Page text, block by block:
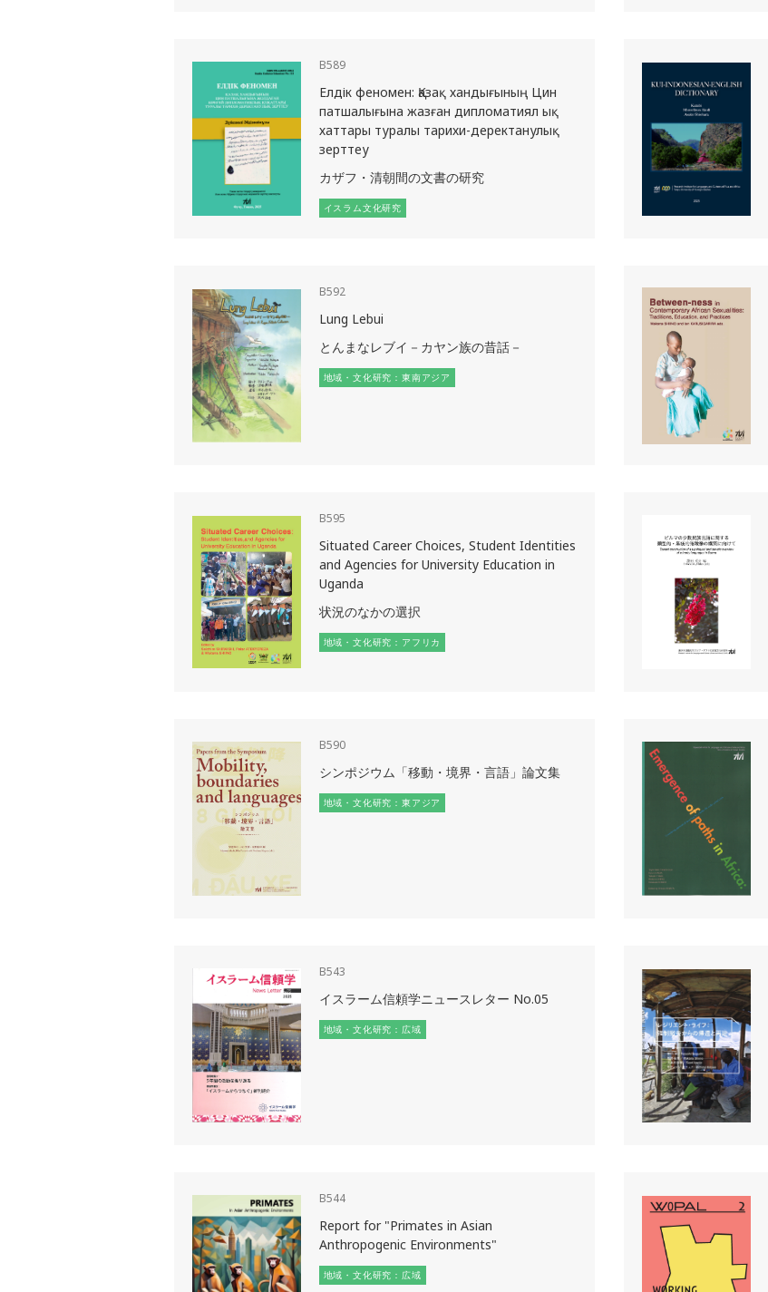
B589
Елдік феномен: Қазақ хандығының Цин
патшалығына жазған дипломатиял ық
хаттары туралы тарихи-деректанулық
зерттеу
カザフ・清朝間の文書の研究
イスラム文化研究
B592
Lung Lebui
とんまなレブイ－カヤン族の昔話－
地域・文化研究：東南アジア
B595
Situated Career Choices, Student Identities
and Agencies for University Education in
Uganda
状況のなかの選択
地域・文化研究：アフリカ
B590
シンポジウム「移動・境界・言語」論文集
地域・文化研究：東アジア
B543
イスラーム信頼学ニュースレター No.05
地域・文化研究：広域
B544
Report for "Primates in Asian
Anthropogenic Environments"
地域・文化研究：広域